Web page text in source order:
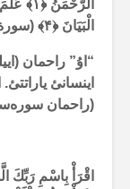
الْبَيَانَ ﴿۴﴾ (سورة الرحمن)
“اۇ” راحمان
اینسانئ
(راحمان سورەسی؛